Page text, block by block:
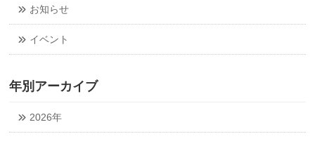
お知らせ
イベント
年別アーカイブ
2026年